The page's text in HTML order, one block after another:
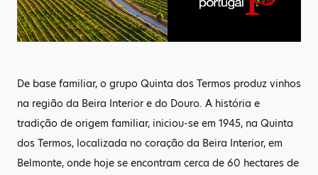
De base familiar, o grupo Quinta dos Termos produz vinhos
na região da Beira Interior e do Douro. A história e
tradição de origem familiar, iniciou-se em 1945, na Quinta
dos Termos, localizada no coração da Beira Interior, em
Belmonte, onde hoje se encontram cerca de 60 hectares de